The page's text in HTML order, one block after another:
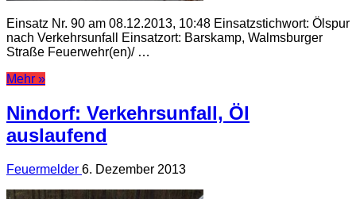
Einsatz Nr. 90 am 08.12.2013, 10:48 Einsatzstichwort: Ölspur
nach Verkehrsunfall Einsatzort: Barskamp, Walmsburger
Straße Feuerwehr(en)/ …
Mehr »
Nindorf: Verkehrsunfall, Öl
auslaufend
Feuermelder 6. Dezember 2013